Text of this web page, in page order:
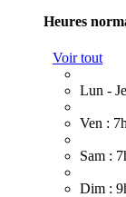
Heures
Voir tout
Lun -
Ven :
Sam :
Dim :